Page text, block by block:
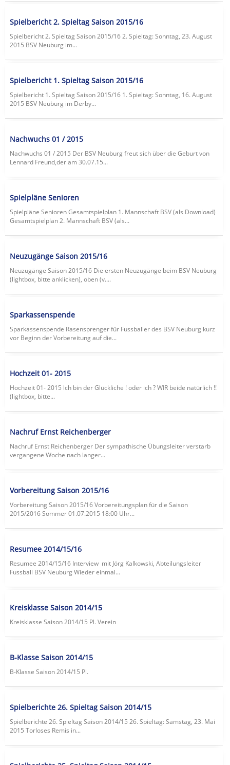
Spielbericht 2. Spieltag Saison 2015/16
Spielbericht 2. Spieltag Saison 2015/16 2. Spieltag: Sonntag, 23. August
2015 BSV Neuburg im...
Spielbericht 1. Spieltag Saison 2015/16
Spielbericht 1. Spieltag Saison 2015/16 1. Spieltag: Sonntag, 16. August
2015 BSV Neuburg im Derby...
Nachwuchs 01 / 2015
Nachwuchs 01 / 2015 Der BSV Neuburg freut sich über die Geburt von
Lennard Freund,der am 30.07.15...
Spielpläne Senioren
Spielpläne Senioren Gesamtspielplan 1. Mannschaft BSV (als Download)
Gesamtspielplan 2. Mannschaft BSV (als...
Neuzugänge Saison 2015/16
Neuzugänge Saison 2015/16 Die ersten Neuzugänge beim BSV Neuburg
(lightbox, bitte anklicken), oben (v....
Sparkassenspende
Sparkassenspende Rasensprenger für Fussballer des BSV Neuburg kurz
vor Beginn der Vorbereitung auf die...
Hochzeit 01- 2015
Hochzeit 01- 2015 lch bin der Glückliche ! oder ich ? WIR beide natürlich !!
(lightbox, bitte...
Nachruf Ernst Reichenberger
Nachruf Ernst Reichenberger Der sympathische Übungsleiter verstarb
vergangene Woche nach langer...
Vorbereitung Saison 2015/16
Vorbereitung Saison 2015/16 Vorbereitungsplan für die Saison
2015/2016 Sommer 01.07.2015 18:00 Uhr...
Resumee 2014/15/16
Resumee 2014/15/16 Interview mit Jörg Kalkowski, Abteilungsleiter
Fussball BSV Neuburg Wieder einmal...
Kreisklasse Saison 2014/15
Kreisklasse Saison 2014/15 Pl. Verein
B-Klasse Saison 2014/15
B-Klasse Saison 2014/15 Pl.
Spielberichte 26. Spieltag Saison 2014/15
Spielberichte 26. Spieltag Saison 2014/15 26. Spieltag: Samstag, 23. Mai
2015 Torloses Remis in...